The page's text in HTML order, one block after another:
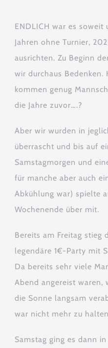
ENDLICH war es
Jahren ohne Turnier,
ausrichten. Zu Beginn
wir durchaus Bedenken.
kommen genug
die Jahre zuvor….?
Aber wir wurden in
überrascht und bis auf
Samstagmorgen und
für manche aber auch
Abkühlung war) spielte
Wochenende über mit.
Bereits am Freitag stieg
legendäre 1€-Party mit
Da bereits sehr viele
Abend angereist waren,
die Sonne langsam
war nicht mehr zu
Samstag ging es dann